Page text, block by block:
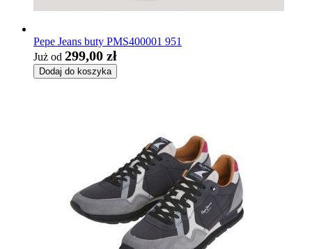
Pepe Jeans buty PMS400001 951
Już od 299,00 zł
Dodaj do koszyka